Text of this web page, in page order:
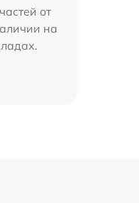
от
на